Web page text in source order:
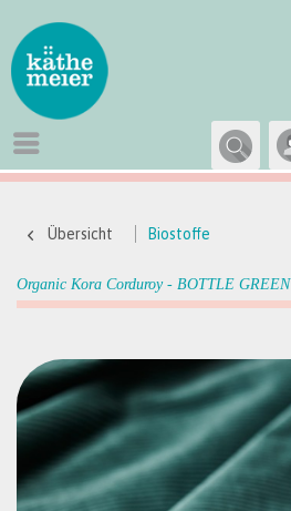
Übersicht Biostoffe
Organic Kora Corduroy - BOTTLE GREEN